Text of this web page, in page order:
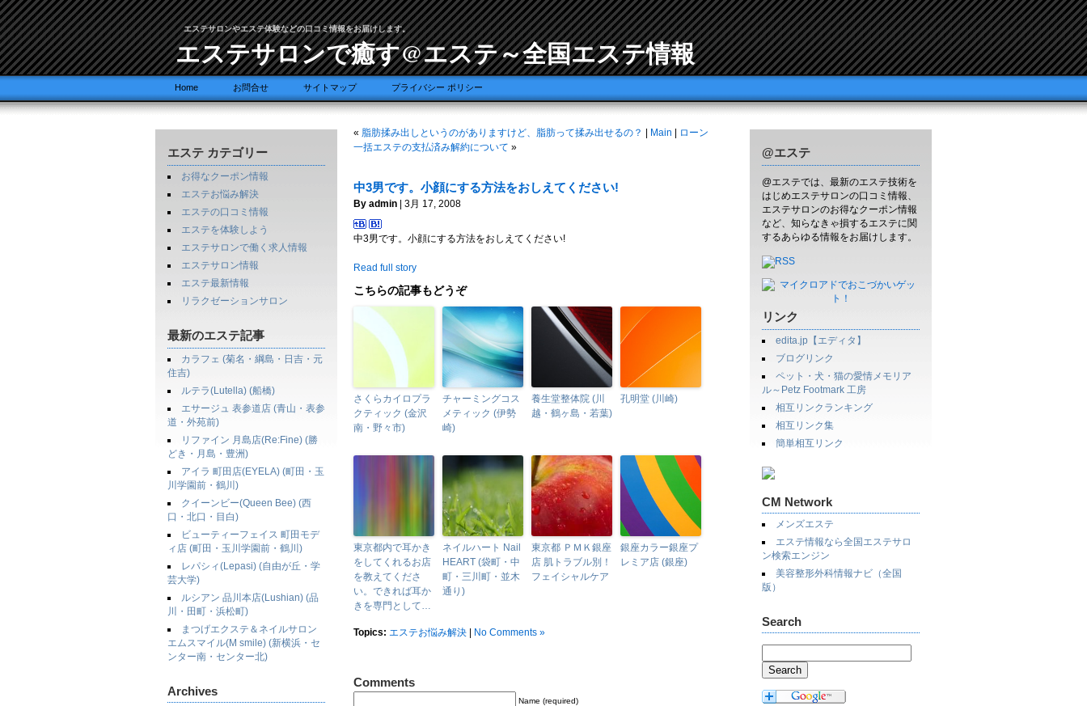
エステサロンやエステ体験などの口コミ情報をお届けします。
エステサロンで癒す@エステ～全国エステ情報
Home お問合せ サイトマップ プライバシー ポリシー
エステ カテゴリー
お得なクーポン情報
エステお悩み解決
エステの口コミ情報
エステを体験しよう
エステサロンで働く求人情報
エステサロン情報
エステ最新情報
リラクゼーションサロン
最新のエステ記事
カラフェ (菊名・綱島・日吉・元
住吉)
ルテラ(Lutella) (船橋)
エサージュ 表参道店 (青山・表参
道・外苑前)
リファイン 月島店(Re:Fine) (勝
どき・月島・豊洲)
アイラ 町田店(EYELA) (町田・玉
川学園前・鶴川)
クイーンビー(Queen Bee) (西
口・北口・目白)
ビューティーフェイス 町田モデ
ィ店 (町田・玉川学園前・鶴川)
レパシィ(Lepasi) (自由が丘・学
芸大学)
ルシアン 品川本店(Lushian) (品
川・田町・浜松町)
まつげエクステ＆ネイルサロン
エムスマイル(M smile) (新横浜・セ
ンター南・センター北)
Archives
@エステ
@エステでは、最新のエステ技術を
はじめエステサロンの口コミ情報、
エステサロンのお得なクーポン情報
など、知らなきゃ損するエステに関
するあらゆる情報をお届けします。
リンク
edita.jp【エディタ】
ブログリンク
ペット・犬・猫の愛情メモリア
ル～Petz Footmark 工房
相互リンクランキング
相互リンク集
簡単相互リンク
CM Network
メンズエステ
エステ情報なら全国エステサロ
ン検索エンジン
美容整形外科情報ナビ（全国
版）
Search
« 脂肪揉み出しというのがありますけど、脂肪って揉み出せるの？ Main
ローン
一括エステの支払済み解約について »
中3男です。小顔にする方法をおしえてください!
By admin | 3月 17, 2008
中3男です。小顔にする方法をおしえてください!
Read full story
こちらの記事もどうぞ
さくらカイロプラ
クティック (金沢
南・野々市)
チャーミングコス
メティック (伊勢
崎)
養生堂整体院 (川
越・鶴ヶ島・若葉)
孔明堂 (川崎)
東京都内で耳かき
をしてくれるお店
を教えてくださ
い。できれば耳か
きを専門として…
ネイルハート Nail
HEART (袋町・中
町・三川町・並木
通り)
東京都 ＰＭＫ銀座
店 肌トラブル別！
フェイシャルケア
銀座カラー銀座プ
レミア店 (銀座)
Topics: エステお悩み解決 No Comments »
Comments
Name (required)